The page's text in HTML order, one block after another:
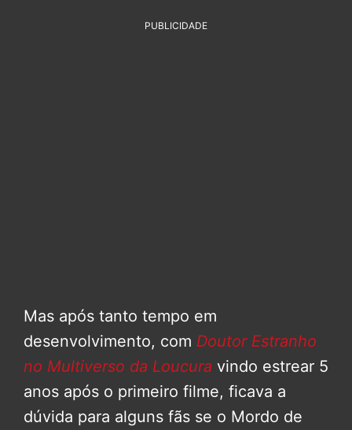
PUBLICIDADE
Mas após tanto tempo em
desenvolvimento, com Doutor Estranho
no Multiverso da Loucura vindo estrear 5
anos após o primeiro filme, ficava a
dúvida para alguns fãs se o Mordo de